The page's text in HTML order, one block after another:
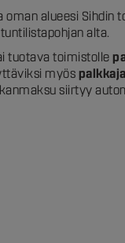
alueesi Sihdin
alta.
tuotava toimistolle
myös
siirtyy